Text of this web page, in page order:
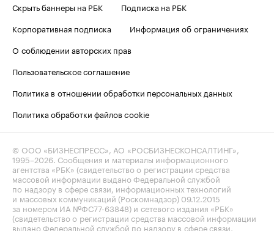
Скрыть баннеры на РБК
Подписка на РБК
Корпоративная подписка
Информация об ограничениях
О соблюдении авторских прав
Пользовательское соглашение
Политика в отношении обработки персональных данных
Политика обработки файлов cookie
© ООО «БИЗНЕСПРЕСС», АО «РОСБИЗНЕСКОНСАЛТИНГ»,
1995–2026. Сообщения и материалы информационного
агентства «РБК» (свидетельство о регистрации средства
массовой информации выдано Федеральной службой
по надзору в сфере связи, информационных технологий
и массовых коммуникаций (Роскомнадзор) 09.12.2015
за номером ИА №ФС77-63848) и сетевого издания «РБК»
(свидетельство о регистрации средства массовой информации
выдано Федеральной службой по надзору в сфере связи,